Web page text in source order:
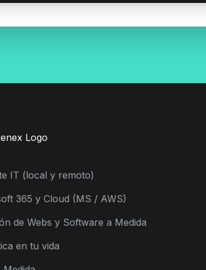
IT (local y remoto)
365 y Cloud (MS / AWS)
de Webs y Software a Medida
en tu vida